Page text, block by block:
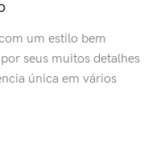
um estilo bem
seus muitos detalhes
única em vários